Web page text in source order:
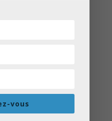
des prix
vous